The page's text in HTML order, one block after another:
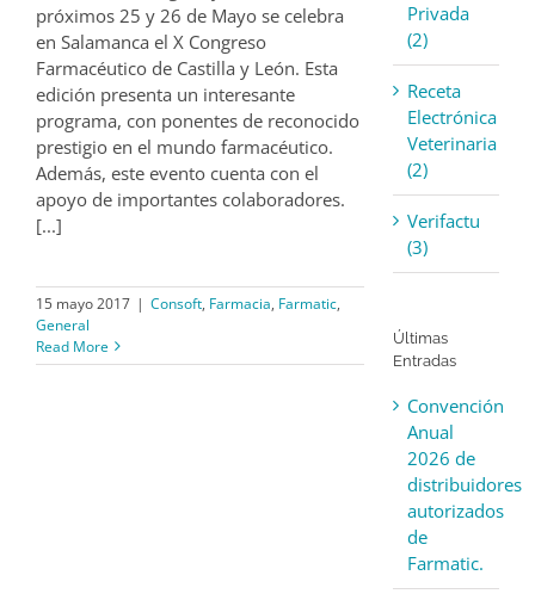
próximos 25 y 26 de Mayo se celebra
en Salamanca el X Congreso
Farmacéutico de Castilla y León. Esta
edición presenta un interesante
programa, con ponentes de reconocido
prestigio en el mundo farmacéutico.
Además, este evento cuenta con el
apoyo de importantes colaboradores.
[...]
15 mayo 2017 | Consoft, Farmacia, Farmatic,
General
Read More
Privada
(2)
Receta
Electrónica
Veterinaria
(2)
Verifactu
(3)
Últimas
Entradas
Convención
Anual
2026 de
distribuidores
autorizados
de
Farmatic.